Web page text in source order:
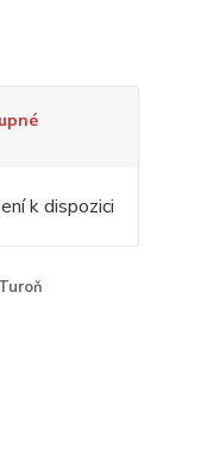
k dispozici